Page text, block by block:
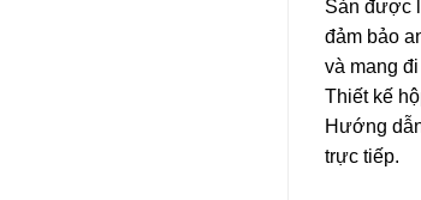
Sản được
đảm bảo
và mang
Thiết kế
Hướng
trực tiếp.